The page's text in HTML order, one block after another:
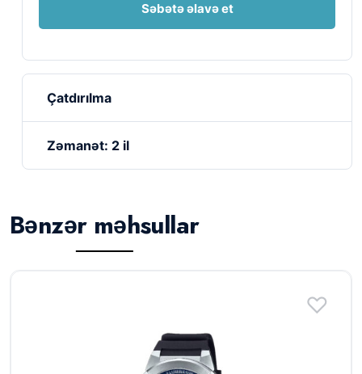
Səbətə əlavə et
Çatdırılma
Zəmanət: 2 il
Bənzər məhsullar